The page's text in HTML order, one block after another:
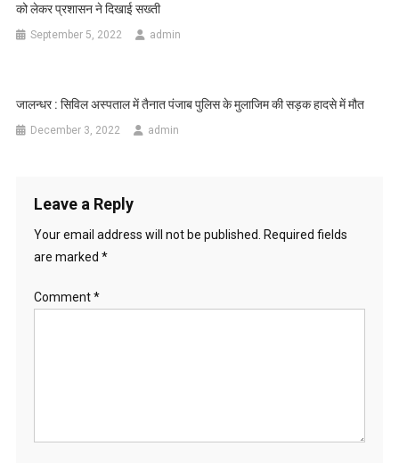
को लेकर प्रशासन ने दिखाई सख्ती
September 5, 2022 admin
जालन्धर : सिविल अस्पताल में तैनात पंजाब पुलिस के मुलाजिम की सड़क हादसे में मौत
December 3, 2022 admin
Leave a Reply
Your email address will not be published.
Required fields
are marked *
Comment*